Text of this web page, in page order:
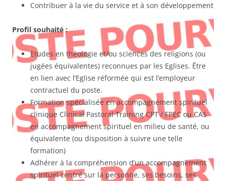
Contribuer à la vie du service et à son développement
Profil souhaité :
Etudes en théologie et/ou sciences des religions (ou
jugées équivalentes) reconnues par les Eglises. Être
en lien avec l’Eglise réformée qui est l’employeur
contractuel du poste.
Formation spécialisée en accompagnement spirituel
clinique Clinical Pastoral Training CPT / FPEC ou CAS
en accompagnement spirituel en milieu de santé, ou
équivalente (ou disposition à suivre une telle
formation)
Adhérer à la compréhension d’un accompagnement
spirituel centré sur la personne, ses besoins, ses